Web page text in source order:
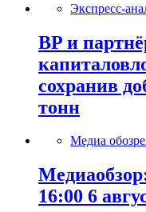
Экспресс-
BP и
сохранив
тонн
Медиа
16:00 6